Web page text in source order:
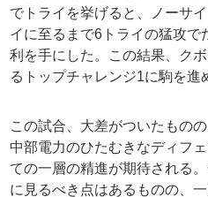
でトライを挙げると、ノーサ
イに至るまで6トライの猛攻
利を手にした。この結果、ク
るトップチャレンジ1に駒を進
この試合、大差がついたもの
中部電力のひたむきなディフ
ての一層の精進が期待される
に見るべき点はあるものの、